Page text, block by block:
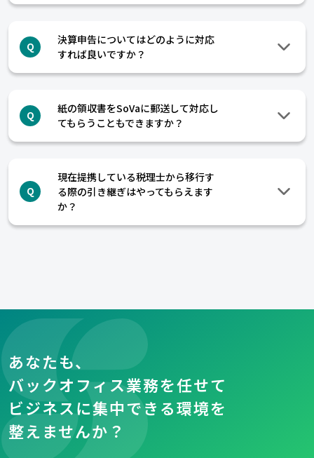
Q
決算申告についてはどのように対応
すれば良いですか？
Q
紙の領収書をSoVaに郵送して対応し
てもらうこともできますか？
Q
現在提携している税理士から移行す
る際の引き継ぎはやってもらえます
か？
あなたも、
バックオフィス業務を任せて
ビジネスに集中できる環境を
整えませんか？